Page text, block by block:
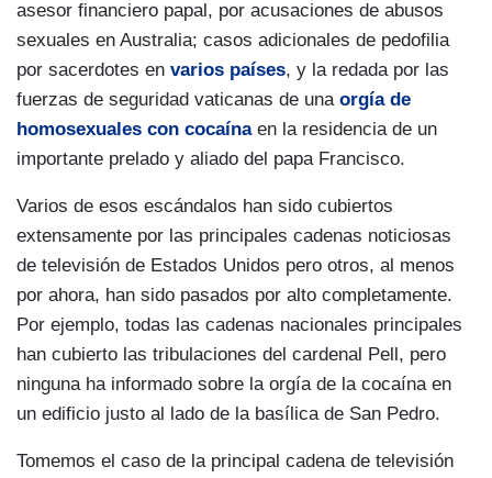
asesor financiero papal, por acusaciones de abusos
sexuales en Australia; casos adicionales de pedofilia
por sacerdotes en varios países, y la redada por las
fuerzas de seguridad vaticanas de una orgía de
homosexuales con cocaínaen la residencia de un
importante prelado y aliado del papa Francisco.
Varios de esos escándalos han sido cubiertos
extensamente por las principales cadenas noticiosas
de televisión de Estados Unidos pero otros, al menos
por ahora, han sido pasados por alto completamente.
Por ejemplo, todas las cadenas nacionales principales
han cubierto las tribulaciones del cardenal Pell, pero
ninguna ha informado sobre la orgía de la cocaína en
un edificio justo al lado de la basílica de San Pedro.
Tomemos el caso de la principal cadena de televisión